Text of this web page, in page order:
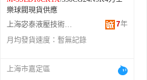
樂球閥現貨供應
上海宓泰液壓技術有限公司
7年
月均發貨速度： 暫無記錄
上海市嘉定區